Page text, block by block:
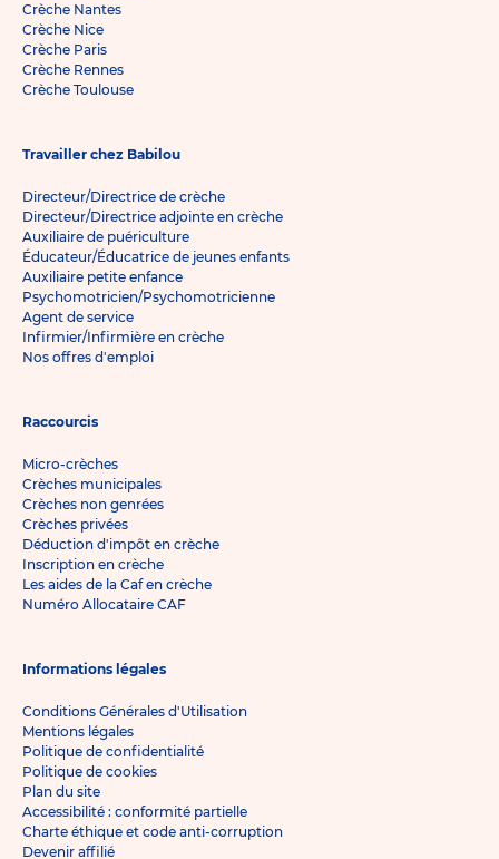
Crèche Nantes
Crèche Nice
Crèche Paris
Crèche Rennes
Crèche Toulouse
Travailler chez Babilou
Directeur/Directrice de crèche
Directeur/Directrice adjointe en crèche
Auxiliaire de puériculture
Éducateur/Éducatrice de jeunes enfants
Auxiliaire petite enfance
Psychomotricien/Psychomotricienne
Agent de service
Infirmier/Infirmière en crèche
Nos offres d'emploi
Raccourcis
Micro-crèches
Crèches municipales
Crèches non genrées
Crèches privées
Déduction d'impôt en crèche
Inscription en crèche
Les aides de la Caf en crèche
Numéro Allocataire CAF
Informations légales
Conditions Générales d'Utilisation
Mentions légales
Politique de confidentialité
Politique de cookies
Plan du site
Accessibilité : conformité partielle
Charte éthique et code anti-corruption
Devenir affilié